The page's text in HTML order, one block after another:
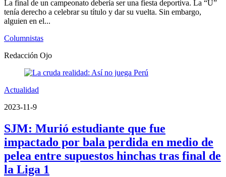
La final de un campeonato debería ser una fiesta deportiva. La “U”
tenía derecho a celebrar su título y dar su vuelta. Sin embargo,
alguien en el...
Columnistas
Redacción Ojo
Actualidad
2023-11-9
SJM: Murió estudiante que fue
impactado por bala perdida en medio de
pelea entre supuestos hinchas tras final de
la Liga 1